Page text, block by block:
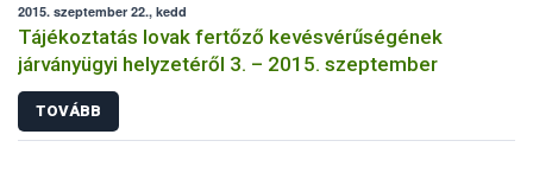
2015. szeptember 22., kedd
Tájékoztatás lovak fertőző kevésvérűségének
járványügyi helyzetéről 3. – 2015. szeptember
TOVÁBB